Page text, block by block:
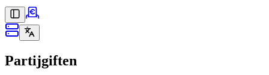
Partijgiften